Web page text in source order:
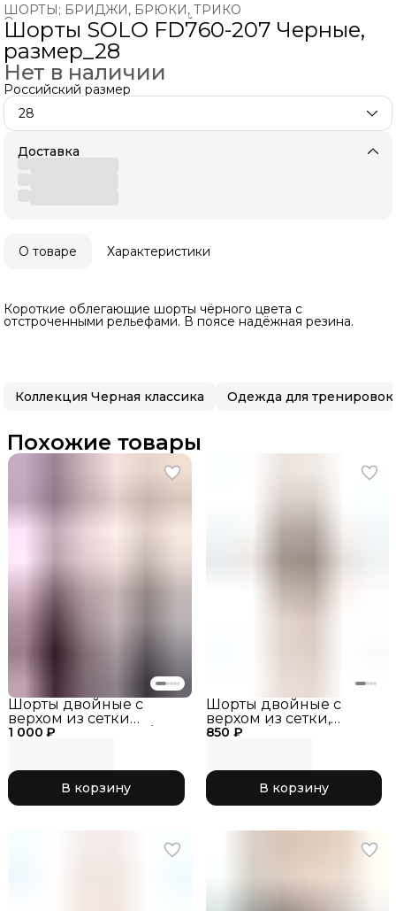
ШОРТЫ; БРИДЖИ, БРЮКИ, ТРИКО
Одежда для художественной гимнастики ›
ХУДОЖЕСТВЕННАЯ ГИМНАСТИКА ›
Главная ›
Шорты SOLO FD760-207 Черные,
размер_28
Нет в наличии
Российский размер
28
Доставка
О товаре Характеристики
Короткие облегающие шорты чёрного цвета с
отстроченными рельефами. В поясе надёжная резина.
Коллекция Черная классика Одежда для тренировок
Похожие товары
1 000 ₽
Шорты двойные с
верхом из сетки
RG768.0-11 чёрный/
В корзину
850 ₽
Шорты двойные с
верхом из сетки,
черный/лайм_RG768.0-
В корзину